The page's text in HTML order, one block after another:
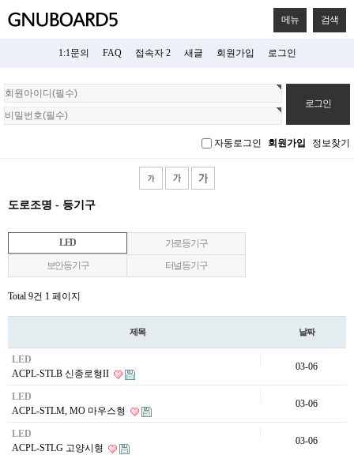
메뉴 검색
1:1문의 FAQ 접속자 2 새글 회원가입 로그인
회
원
로
자동로그인 회원가입 정보찾기
도로조명 - 등기구
LED
가로등기구
보안등기구
터널등기구
Total 9건 1 페이지
제목 날짜
LED
ACPL-STLB 신종로형II
03-06
LED
ACPL-STLM, MO 마우스형
03-06
LED
ACPL-STLG 고양시형
03-06